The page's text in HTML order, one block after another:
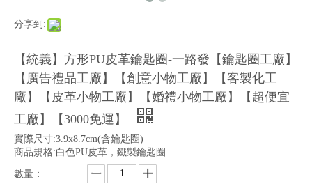
分享到:
【統義】方形PU皮革鑰匙圈-一路發【鑰匙圈工廠】
【廣告禮品工廠】【創意小物工廠】【客製化工
廠】【皮革小物工廠】【婚禮小物工廠】【超便宜
工廠】【3000免運】
實際尺寸:3.9x8.7cm(含鑰匙圈)
商品規格:白色PU皮革，鐵製鑰匙圈
數量：